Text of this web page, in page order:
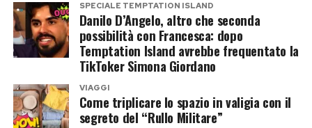
dermatologi
dell’osservatorio della
Skin Health Alliance
nei loro periodici
report clinici. “I
SPECIALE TEMPTATION ISLAND
Danilo D’Angelo, altro che seconda
possibilità con Francesca: dopo
Temptation Island avrebbe frequentato la
TikToker Simona Giordano
VIAGGI
Come triplicare lo spazio in valigia con il
segreto del “Rullo Militare”